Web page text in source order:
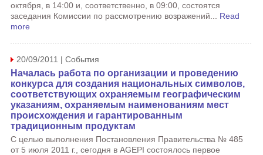
октября, в 14:00 и, соответственно, в 09:00, состоятся
заседания Комиссии по рассмотрению возражений... Read
more
20/09/2011 | События
Началась работа по организации и проведению
конкурса для создания национальных символов,
соответствующих охраняемым географическим
указаниям, охраняемым наименованиям мест
происхождения и гарантированным
традиционным продуктам
С целью выполнения Постановления Правительства № 485
от 5 июля 2011 г., сегодня в AGEPI состоялось первое